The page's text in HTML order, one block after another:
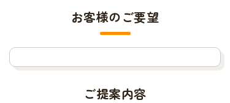
お客様のご要望
ご提案内容